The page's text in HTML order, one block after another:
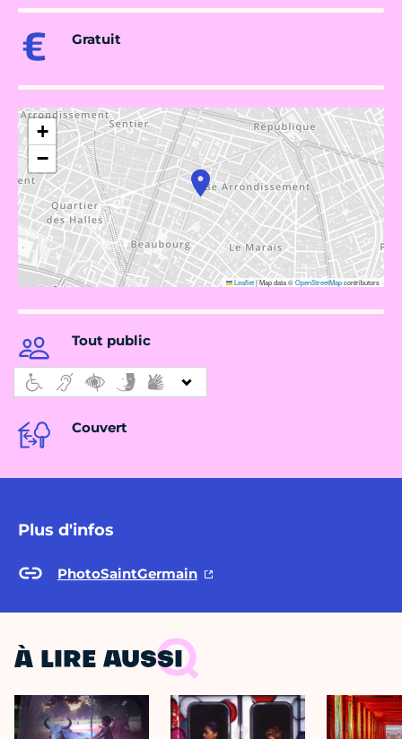
Gratuit
+
−
Leaflet|Map data ©OpenStreetMapcontributors
Tout public
Couvert
Plus d'infos
PhotoSaintGermain
À LIRE AUSSI